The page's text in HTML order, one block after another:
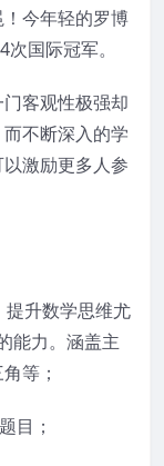
今年轻的罗博
国际冠军。
客观性极强却
不断深入的学
激励更多人参
升数学思维尤
能力。涵盖主
等；
目；